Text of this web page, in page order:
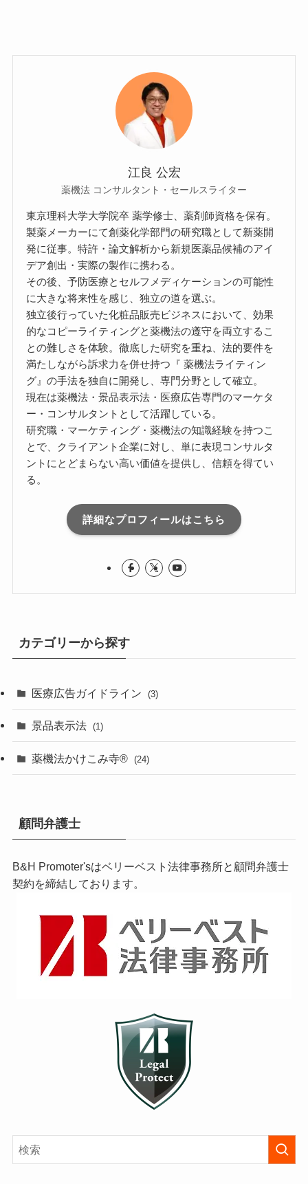
江良 公宏
薬機法 コンサルタント・セールスライター
東京理科大学大学院卒 薬学修士、薬剤師資格を保有。
製薬メーカーにて創薬化学部門の研究職として新薬開
発に従事。特許・論文解析から新規医薬品候補のアイ
デア創出・実際の製作に携わる。
その後、予防医療とセルフメディケーションの可能性
に大きな将来性を感じ、独立の道を選ぶ。
独立後行っていた化粧品販売ビジネスにおいて、効果
的なコピーライティングと薬機法の遵守を両立するこ
との難しさを体験。徹底した研究を重ね、法的要件を
満たしながら訴求力を併せ持つ『 薬機法ライティン
グ』の手法を独自に開発し、専門分野として確立。
現在は薬機法・景品表示法・医療広告専門のマーケタ
ー・コンサルタントとして活躍している。
研究職・マーケティング・薬機法の知識経験を持つこ
とで、クライアント企業に対し、単に表現コンサルタ
ントにとどまらない高い価値を提供し、信頼を得てい
る。
詳細なプロフィールはこちら
カテゴリーから探す
医療広告ガイドライン (3)
景品表示法 (1)
薬機法かけこみ寺® (24)
顧問弁護士
B&H Promoter'sはベリーベスト法律事務所と顧問弁護士
契約を締結しております。